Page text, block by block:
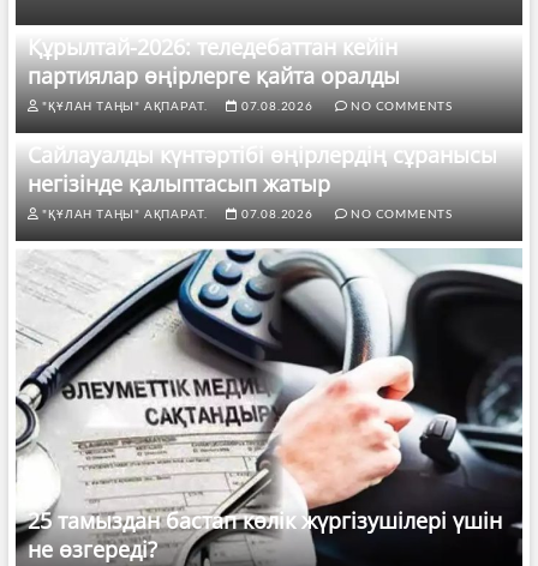
Құрылтай-2026: теледебаттан кейін
партиялар өңірлерге қайта оралды
"ҚҰЛАН ТАҢЫ" АҚПАРАТ. 07.08.2026 NO COMMENTS
Сайлауалды күнтәртібі өңірлердің сұранысы
негізінде қалыптасып жатыр
"ҚҰЛАН ТАҢЫ" АҚПАРАТ. 07.08.2026 NO COMMENTS
25 тамыздан бастап көлік жүргізушілері үшін
не өзгереді?